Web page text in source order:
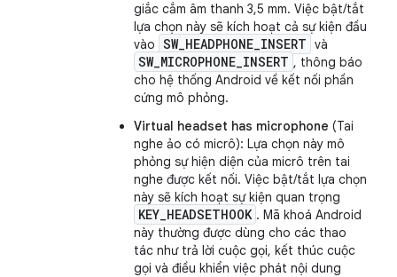
giắc cắm âm thanh 3,5 mm. Việc bật/tắt
lựa chọn này sẽ kích hoạt cả sự kiện đầu
vào SW_HEADPHONE_INSERT và
SW_MICROPHONE_INSERT , thông báo
cho hệ thống Android về kết nối phần
cứng mô phỏng.
Virtual headset has microphone (Tai
nghe ảo có micrô): Lựa chọn này mô
phỏng sự hiện diện của micrô trên tai
nghe được kết nối. Việc bật/tắt lựa chọn
này sẽ kích hoạt sự kiện quan trọng
KEY_HEADSETHOOK . Mã khoá Android
này thường được dùng cho các thao
tác như trả lời cuộc gọi, kết thúc cuộc
gọi và điều khiển việc phát nội dung